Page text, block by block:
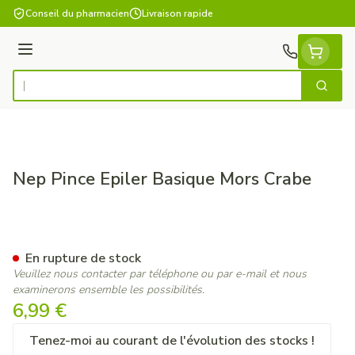
Aller au contenu
Conseil du pharmacien Livraison rapide
Menu
Rechercher
Nep Pince Epiler Basique Mors Crabe
6,99 €
Tenez-moi au courant de l'évolution des stocks !
En rupture de stock
Veuillez nous contacter par téléphone ou par e-mail et nous
examinerons ensemble les possibilités.